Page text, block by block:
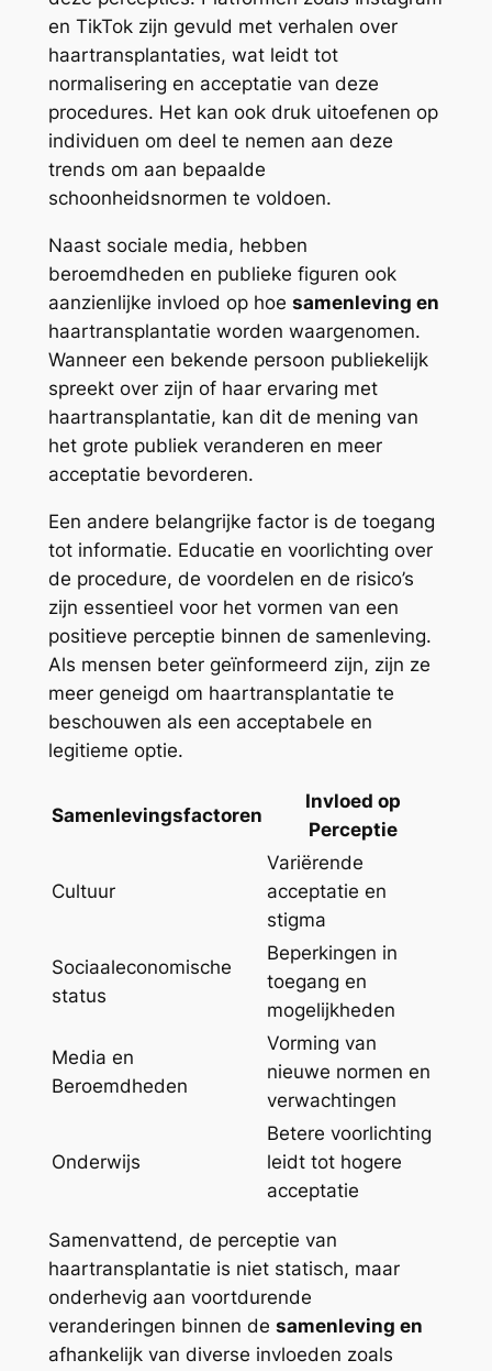
en TikTok zijn gevuld met verhalen over
haartransplantaties, wat leidt tot
normalisering en acceptatie van deze
procedures. Het kan ook druk uitoefenen op
individuen om deel te nemen aan deze
trends om aan bepaalde
schoonheidsnormen te voldoen.
Naast sociale media, hebben
beroemdheden en publieke figuren ook
aanzienlijke invloed op hoe samenleving en
haartransplantatie worden waargenomen.
Wanneer een bekende persoon publiekelijk
spreekt over zijn of haar ervaring met
haartransplantatie, kan dit de mening van
het grote publiek veranderen en meer
acceptatie bevorderen.
Een andere belangrijke factor is de toegang
tot informatie. Educatie en voorlichting over
de procedure, de voordelen en de risico’s
zijn essentieel voor het vormen van een
positieve perceptie binnen de samenleving.
Als mensen beter geïnformeerd zijn, zijn ze
meer geneigd om haartransplantatie te
beschouwen als een acceptabele en
legitieme optie.
Samenlevingsfactoren
Invloed op
Perceptie
Cultuur
Variërende
acceptatie en
stigma
Sociaaleconomische
status
Beperkingen in
toegang en
mogelijkheden
Media en
Beroemdheden
Vorming van
nieuwe normen en
verwachtingen
Onderwijs
Betere voorlichting
leidt tot hogere
acceptatie
Samenvattend, de perceptie van
haartransplantatie is niet statisch, maar
onderhevig aan voortdurende
veranderingen binnen de samenleving en
afhankelijk van diverse invloeden zoals